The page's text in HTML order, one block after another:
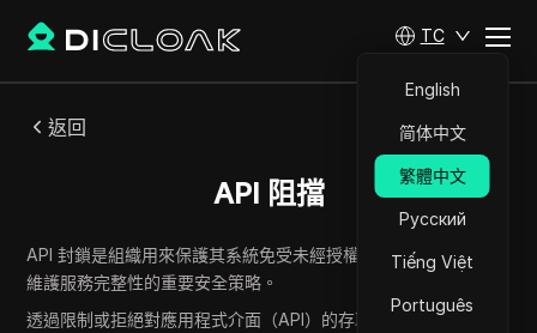
TC
English
简体中文
繁體中文
Русский
Tiếng Việt
Português
返回
API 阻擋
API 封鎖是組織用來保護其系統免受未經授權存取、防止濫用並
維護服務完整性的重要安全策略。
透過限制或拒絕對應用程式介面（API）的存取，可以保護敏感資